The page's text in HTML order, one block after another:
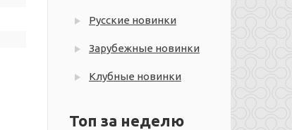
Русские новинки
Зарубежные новинки
Клубные новинки
Топ за неделю